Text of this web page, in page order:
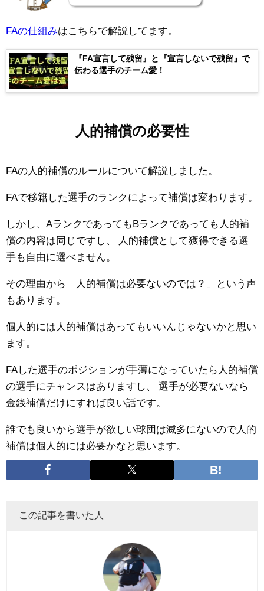
FAの仕組みはこちらで解説してます。
『FA宣言して残留』と『宣言しないで残留』で
伝わる選手のチーム愛！
人的補償の必要性
FAの人的補償のルールについて解説しました。
FAで移籍した選手のランクによって補償は変わります。
しかし、AランクであってもBランクであっても人的補
償の内容は同じですし、
人的補償として獲得できる選
手も自由に選べません。
その理由から「人的補償は必要ないのでは？」という声
もあります。
個人的には人的補償はあってもいいんじゃないかと思い
ます。
FAした選手のポジションが手薄になっていたら人的補償
の選手にチャンスはありますし、
選手が必要ないなら
金銭補償だけにすれば良い話です。
誰でも良いから選手が欲しい球団は滅多にないので人的
補償は個人的には必要かなと思います。
この記事を書いた人